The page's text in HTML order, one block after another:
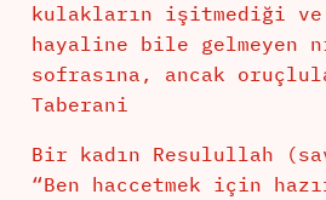
kulakların işitmediği
hayaline bile gelmeyen
sofrasına, ancak
Taberani
Bir kadın Resulullah
“Ben haccetmek için